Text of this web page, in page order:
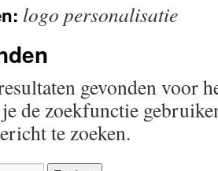
logo personalisatie
gevonden voor
de zoekfunctie
te zoeken.